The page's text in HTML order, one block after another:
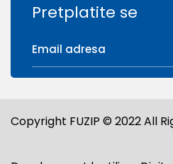
Pretplatite se
Copyright FUZIP © 2022 All